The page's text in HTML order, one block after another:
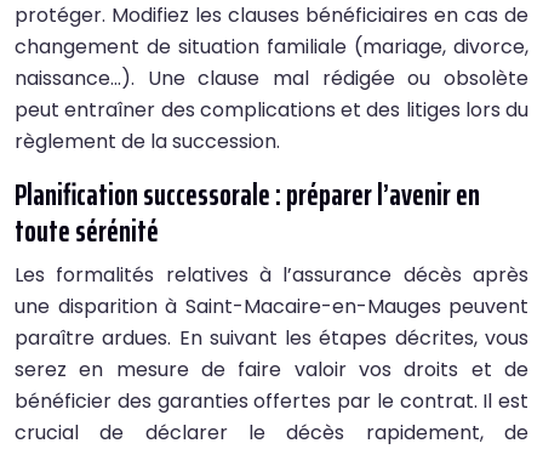
protéger. Modifiez les clauses bénéficiaires en cas de
changement de situation familiale (mariage, divorce,
naissance…). Une clause mal rédigée ou obsolète
peut entraîner des complications et des litiges lors du
règlement de la succession.
Planification successorale : préparer l’avenir en
toute sérénité
Les formalités relatives à l’assurance décès après
une disparition à Saint-Macaire-en-Mauges peuvent
paraître ardues. En suivant les étapes décrites, vous
serez en mesure de faire valoir vos droits et de
bénéficier des garanties offertes par le contrat. Il est
crucial de déclarer le décès rapidement, de